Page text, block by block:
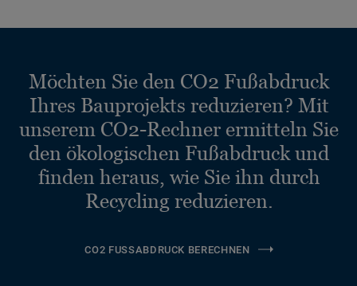
Möchten Sie den CO2 Fußabdruck
Ihres Bauprojekts reduzieren? Mit
unserem CO2-Rechner ermitteln Sie
den ökologischen Fußabdruck und
finden heraus, wie Sie ihn durch
Recycling reduzieren.
CO2 FUSSABDRUCK BERECHNEN